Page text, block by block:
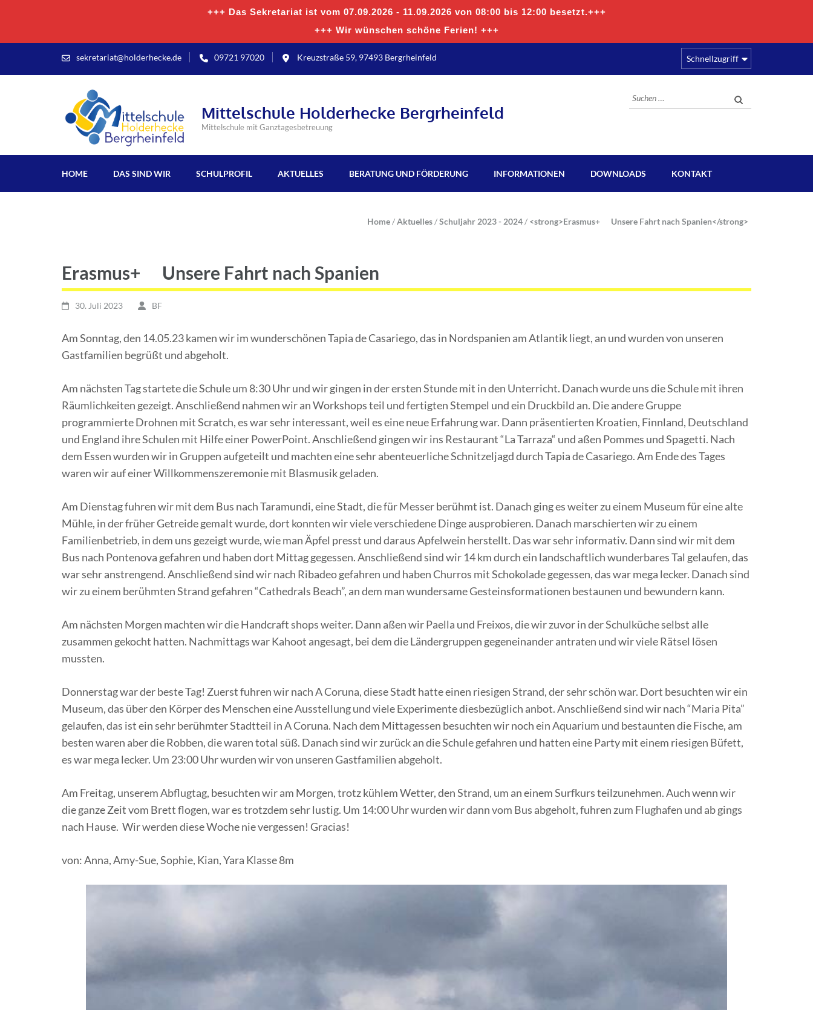
+++ Das Sekretariat ist vom 07.09.2026 - 11.09.2026 von 08:00 bis 12:00 besetzt.+++
+++ Wir wünschen schöne Ferien! +++
sekretariat@holderhecke.de 09721 97020 Kreuzstraße 59, 97493 Bergrheinfeld Schnellzugriff
Mittelschule Holderhecke Bergrheinfeld
Mittelschule mit Ganztagesbetreuung
Suchen
nach:
HOME DAS SIND WIR SCHULPROFIL AKTUELLES BERATUNG UND FÖRDERUNG INFORMATIONEN DOWNLOADS KONTAKT
Home/Aktuelles/Schuljahr 2023 - 2024/ <strong>Erasmus+ Unsere Fahrt nach Spanien</strong>
Erasmus+ Unsere Fahrt nach Spanien
30. Juli 2023 BF
Am Sonntag, den 14.05.23 kamen wir im wunderschönen Tapia de Casariego, das in Nordspanien am Atlantik liegt, an und wurden von unseren
Gastfamilien begrüßt und abgeholt.
Am nächsten Tag startete die Schule um 8:30 Uhr und wir gingen in der ersten Stunde mit in den Unterricht. Danach wurde uns die Schule mit ihren
Räumlichkeiten gezeigt. Anschließend nahmen wir an Workshops teil und fertigten Stempel und ein Druckbild an. Die andere Gruppe
programmierte Drohnen mit Scratch, es war sehr interessant, weil es eine neue Erfahrung war. Dann präsentierten Kroatien, Finnland, Deutschland
und England ihre Schulen mit Hilfe einer PowerPoint. Anschließend gingen wir ins Restaurant “La Tarraza“ und aßen Pommes und Spagetti. Nach
dem Essen wurden wir in Gruppen aufgeteilt und machten eine sehr abenteuerliche Schnitzeljagd durch Tapia de Casariego. Am Ende des Tages
waren wir auf einer Willkommenszeremonie mit Blasmusik geladen.
Am Dienstag fuhren wir mit dem Bus nach Taramundi, eine Stadt, die für Messer berühmt ist. Danach ging es weiter zu einem Museum für eine alte
Mühle, in der früher Getreide gemalt wurde, dort konnten wir viele verschiedene Dinge ausprobieren. Danach marschierten wir zu einem
Familienbetrieb, in dem uns gezeigt wurde, wie man Äpfel presst und daraus Apfelwein herstellt. Das war sehr informativ. Dann sind wir mit dem
Bus nach Pontenova gefahren und haben dort Mittag gegessen. Anschließend sind wir 14 km durch ein landschaftlich wunderbares Tal gelaufen, das
war sehr anstrengend. Anschließend sind wir nach Ribadeo gefahren und haben Churros mit Schokolade gegessen, das war mega lecker. Danach sind
wir zu einem berühmten Strand gefahren “Cathedrals Beach”, an dem man wundersame Gesteinsformationen bestaunen und bewundern kann.
Am nächsten Morgen machten wir die Handcraft shops weiter. Dann aßen wir Paella und Freixos, die wir zuvor in der Schulküche selbst alle
zusammen gekocht hatten. Nachmittags war Kahoot angesagt, bei dem die Ländergruppen gegeneinander antraten und wir viele Rätsel lösen
mussten.
Donnerstag war der beste Tag! Zuerst fuhren wir nach A Coruna, diese Stadt hatte einen riesigen Strand, der sehr schön war. Dort besuchten wir ein
Museum, das über den Körper des Menschen eine Ausstellung und viele Experimente diesbezüglich anbot. Anschließend sind wir nach “Maria Pita”
gelaufen, das ist ein sehr berühmter Stadtteil in A Coruna. Nach dem Mittagessen besuchten wir noch ein Aquarium und bestaunten die Fische, am
besten waren aber die Robben, die waren total süß. Danach sind wir zurück an die Schule gefahren und hatten eine Party mit einem riesigen Büfett,
es war mega lecker. Um 23:00 Uhr wurden wir von unseren Gastfamilien abgeholt.
Am Freitag, unserem Abflugtag, besuchten wir am Morgen, trotz kühlem Wetter, den Strand, um an einem Surfkurs teilzunehmen. Auch wenn wir
die ganze Zeit vom Brett flogen, war es trotzdem sehr lustig. Um 14:00 Uhr wurden wir dann vom Bus abgeholt, fuhren zum Flughafen und ab gings
nach Hause. Wir werden diese Woche nie vergessen! Gracias!
von: Anna, Amy-Sue, Sophie, Kian, Yara Klasse 8m